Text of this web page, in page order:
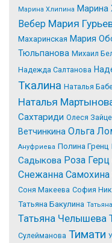
Марина Хлипина Марина
Вебер Мария
Махаринская Мария
Тюльпанова Михаил
Надежда Салтанова
Tкалина Наталья
Наталья
Сахтариди Олеся
Ветчинкина Ольга
Ануфриева Полина Гренц
Садыкова Роза Герц
Снежанна Самохина
Соня Макеева София
Татьяна Бакулина
Татьяна Челышева
Сулейманова Тимати